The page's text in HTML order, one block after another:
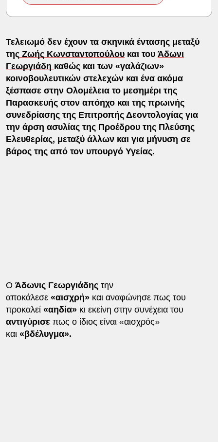
Τελειωμό δεν έχουν τα σκηνικά έντασης μεταξύ
τηςΖωής Κωνσταντοπούλουκαι του Άδωνι
Γεωργιάδη καθώς και των «γαλάζιων»
κοινοβουλευτικών στελεχών και ένα ακόμα
ξέσπασε στην Ολομέλεια το μεσημέρι της
Παρασκευής στον απόηχο και της πρωινής
συνεδρίασης της Επιτροπής Δεοντολογίας για
την άρση ασυλίας της Προέδρου της Πλεύσης
Ελευθερίας, μεταξύ άλλων και για μήνυση σε
βάρος της από τον υπουργό Υγείας.
Ο Άδωνις Γεωργιάδηςτην
αποκάλεσε «αισχρή»και αναφώνησε πως του
προκαλεί «αηδία»κι εκείνη στην συνέχεια του
αντιγύρισε πως ο ίδιος είναι «αισχρός»
και «βδέλυγμα».